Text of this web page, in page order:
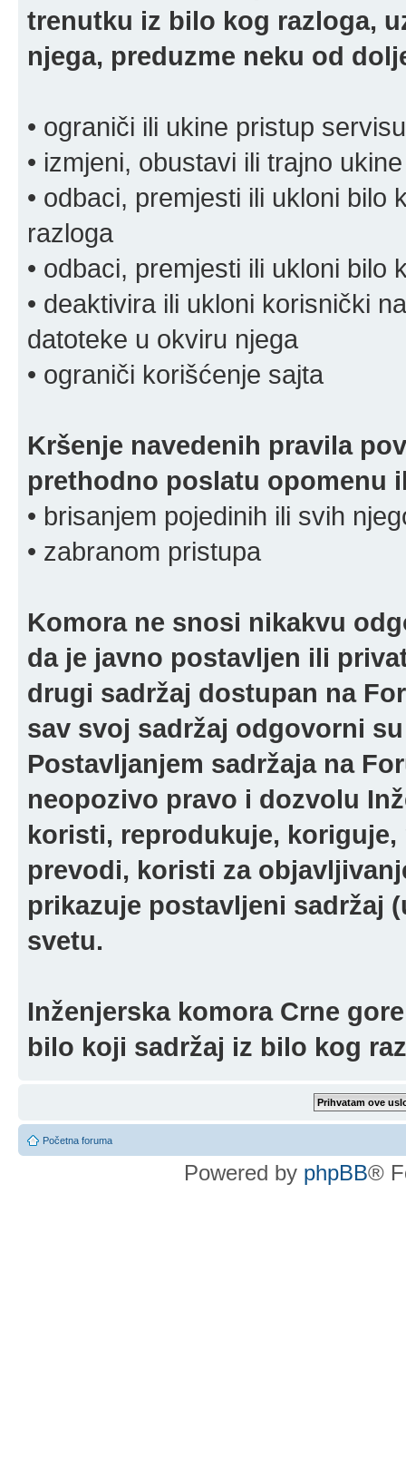
trenutku iz bilo kog razloga,
njega, preduzme neku od
• ograniči ili ukine pristup servisu
• izmjeni, obustavi ili trajno
• odbaci, premjesti ili ukloni bilo
razloga
• odbaci, premjesti ili ukloni bilo
• deaktivira ili ukloni korisnički
datoteke u okviru njega
• ograniči korišćenje sajta
Kršenje navedenih pravila
prethodno poslatu opomenu
• brisanjem pojedinih ili svih
• zabranom pristupa
Komora ne snosi nikakvu
da je javno postavljen ili
drugi sadržaj dostupan na
sav svoj sadržaj odgovorni
Postavljanjem sadržaja na
neopozivo pravo i dozvolu
koristi, reprodukuje,
prevodi, koristi za
prikazuje postavljeni sadržaj
svetu.
Inženjerska komora Crne
bilo koji sadržaj iz bilo kog
Početna foruma
Powered by phpBB®